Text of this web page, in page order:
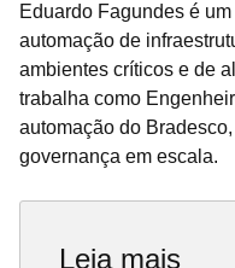
Eduardo Fagundes é
automação de
ambientes críticos e de
trabalha como
automação do
governança em escala.
Leia mais